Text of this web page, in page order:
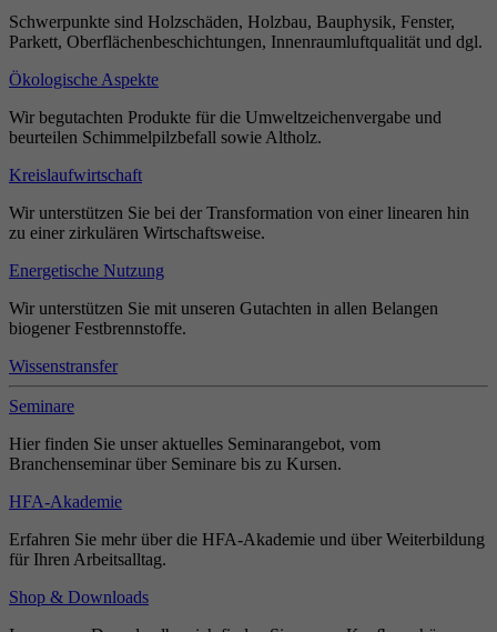
Schwerpunkte sind Holzschäden, Holzbau, Bauphysik, Fenster,
Parkett, Oberflächenbeschichtungen, Innenraumluftqualität und dgl.
Ökologische Aspekte
Wir begutachten Produkte für die Umweltzeichenvergabe und
beurteilen Schimmelpilzbefall sowie Altholz.
Kreislaufwirtschaft
Wir unterstützen Sie bei der Transformation von einer linearen hin
zu einer zirkulären Wirtschaftsweise.
Energetische Nutzung
Wir unterstützen Sie mit unseren Gutachten in allen Belangen
biogener Festbrennstoffe.
Wissenstransfer
Seminare
Hier finden Sie unser aktuelles Seminarangebot, vom
Branchenseminar über Seminare bis zu Kursen.
HFA-Akademie
Erfahren Sie mehr über die HFA-Akademie und über Weiterbildung
für Ihren Arbeitsalltag.
Shop & Downloads